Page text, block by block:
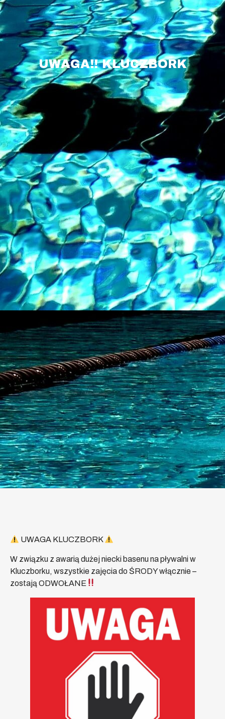
UWAGA!! KLUCZBORK
UWAGA KLUCZBORK
W związku z awarią dużej niecki basenu na pływalni w
Kluczborku, wszystkie zajęcia do ŚRODY włącznie –
zostają ODWOŁANE